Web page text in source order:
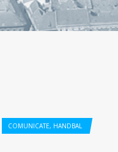
COMUNICATE, HANDBAL